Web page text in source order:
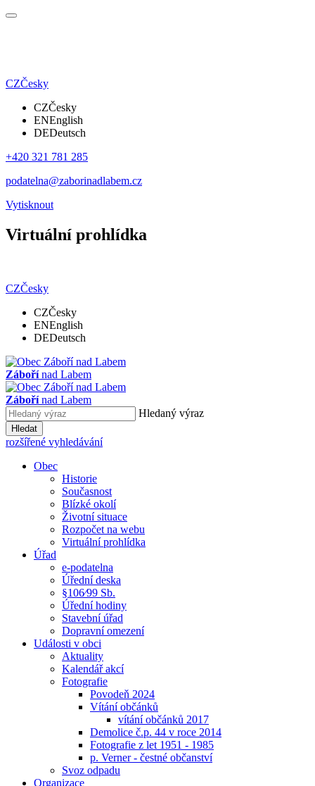
CZČesky
CZČesky
ENEnglish
DEDeutsch
+420 321 781 285
podatelna@zaborinadlabem.cz
Vytisknout
Virtuální prohlídka
CZČesky
CZČesky
ENEnglish
DEDeutsch
Zábořínad Labem
Zábořínad Labem
Hledaný výraz
Hledat
rozšířené vyhledávání
Obec
Historie
Současnost
Blízké okolí
Životní situace
Rozpočet na webu
Virtuální prohlídka
Úřad
e-podatelna
Úřední deska
§106⁄99 Sb.
Úřední hodiny
Stavební úřad
Dopravní omezení
Události v obci
Aktuality
Kalendář akcí
Fotografie
Povodeň 2024
Vítání občánků
vítání občánků 2017
Demolice č.p. 44 v roce 2014
Fotografie z let 1951 - 1985
p. Verner - čestné občanství
Svoz odpadu
Organizace